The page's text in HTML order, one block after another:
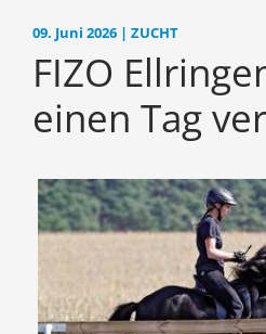
09. Juni 2026 | ZUCHT
FIZO
einen Tag